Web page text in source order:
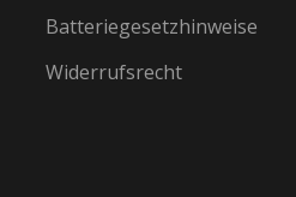
Batteriegesetzhinweise
Widerrufsrecht